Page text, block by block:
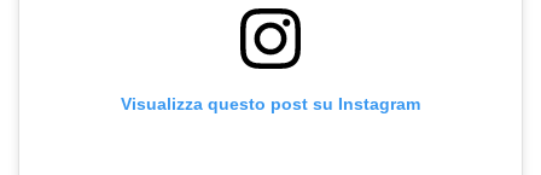
Visualizza questo post su Instagram